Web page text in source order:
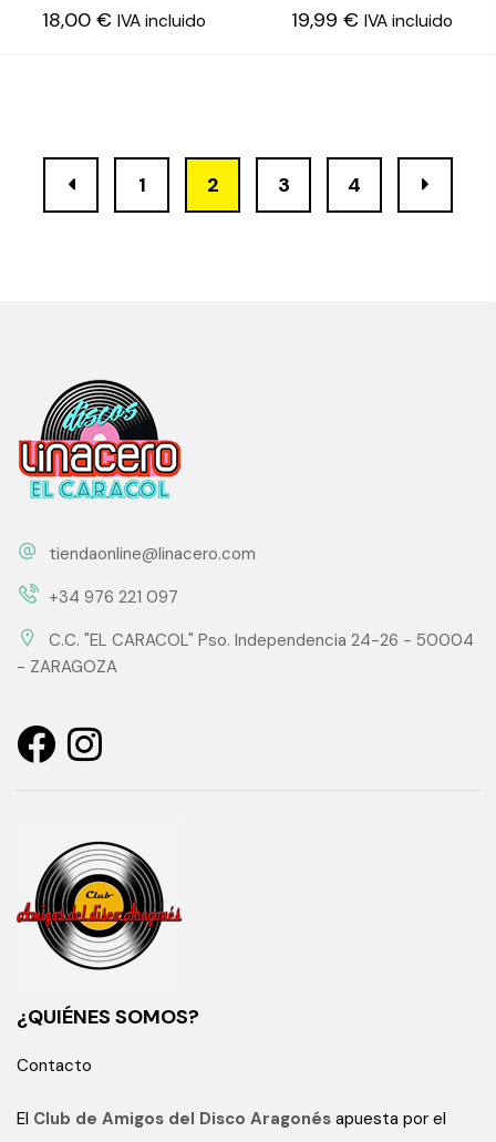
18,00 € IVA incluido 19,99 € IVA incluido
1 2 3 4
tiendaonline@linacero.com
+34 976 221 097
C.C. "EL CARACOL" Pso. Independencia 24-26 - 50004
- ZARAGOZA
¿QUIÉNES SOMOS?
Contacto
El Club de Amigos del Disco Aragonés apuesta por el